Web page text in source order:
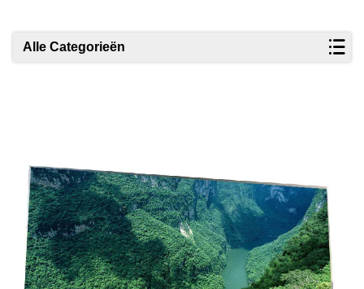
Alle Categorieën